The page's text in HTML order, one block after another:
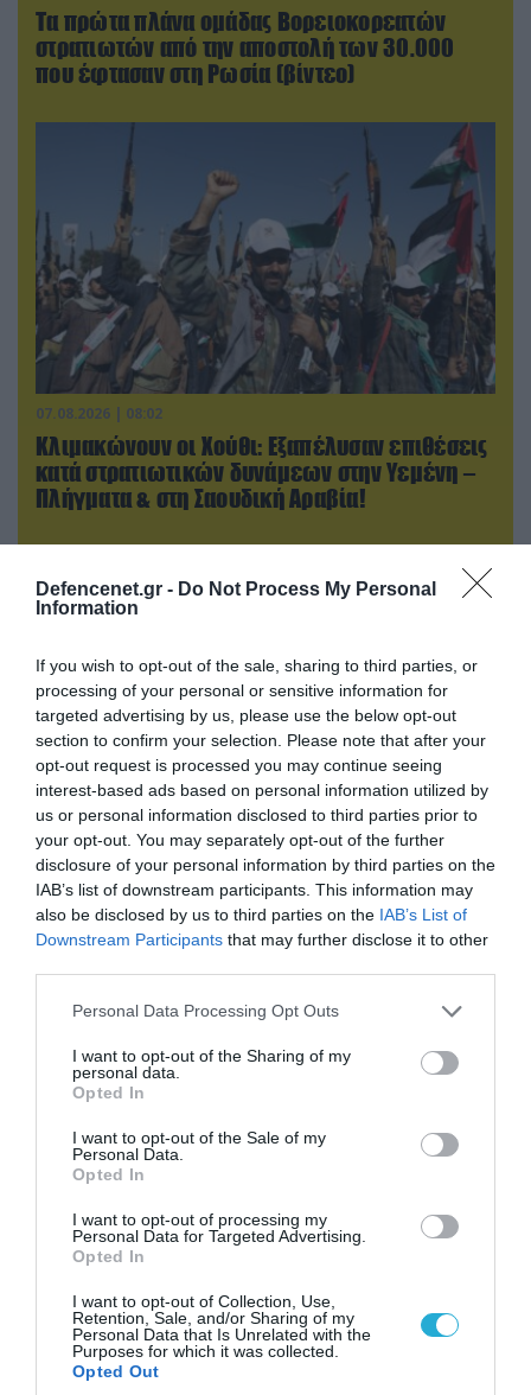
Defencenet.gr - Do Not Process My Personal
Information
If you wish to opt-out of the sale, sharing to third parties, or
processing of your personal or sensitive information for
targeted advertising by us, please use the below opt-out
section to confirm your selection. Please note that after your
opt-out request is processed you may continue seeing
interest-based ads based on personal information utilized by
us or personal information disclosed to third parties prior to
your opt-out. You may separately opt-out of the further
disclosure of your personal information by third parties on the
IAB’s list of downstream participants. This information may
also be disclosed by us to third parties on the IAB’s List of
Downstream Participants that may further disclose it to other
Please note that this website/app uses one or more Google
not limited to your visit or usage behaviour. You may click to
grant or deny consent to Google and its third-party tags to
use your data for below specified purposes in below Google
consent section.
Personal Data Processing Opt Outs
I want to opt-out of the Sharing of my
personal data.
Opted In
I want to opt-out of the Sale of my
Personal Data.
Opted In
I want to opt-out of processing my
Personal Data for Targeted Advertising.
Opted In
I want to opt-out of Collection, Use,
Retention, Sale, and/or Sharing of my
Personal Data that Is Unrelated with the
Purposes for which it was collected.
Opted Out
Τα πρώτα πλάνα ομάδας Βορειοκορεατών
στρατιωτών από την αποστολή των 30.000
που έφτασαν στη Ρωσία (βίντεο)
07.08.2026 | 08:02
Κλιμακώνουν οι Χούθι: Eξαπέλυσαν επιθέσεις
κατά στρατιωτικών δυνάμεων στην Υεμένη –
Πλήγματα & στη Σαουδική Αραβία!
07.08.2026 | 16:02
Κ.Τσίγκας για νέα Canadair DHC-515: «Θα
πετούν τη νύχτα αλλά δεν θα πραγματοποιούν
ρίψεις νερού»
07.08.2026 | 08:02
Οι ρωσικές δυνάμεις απέχουν μόλις 5 χλμ.
από Σλαβιάνσκ και Κραματόρσκ στο Ντονέτσκ